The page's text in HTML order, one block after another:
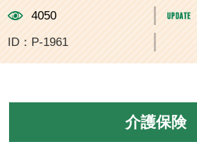
4050
ID：P-1961
介護保険